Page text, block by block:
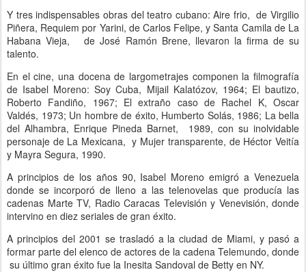
Y tres indispensables obras del teatro cubano: Aire frio, de Virgilio
Piñera, Requiem por Yarini, de Carlos Felipe, y Santa Camila de La
Habana Vieja, de José Ramón Brene, llevaron la firma de su
talento.
En el cine, una docena de largometrajes componen la filmografía
de Isabel Moreno: Soy Cuba, Mijail Kalatózov, 1964; El bautizo,
Roberto Fandiño, 1967; El extraño caso de Rachel K, Oscar
Valdés, 1973; Un hombre de éxito, Humberto Solás, 1986; La bella
del Alhambra, Enrique Pineda Barnet, 1989, con su inolvidable
personaje de La Mexicana, y Mujer transparente, de Héctor Veitía
y Mayra Segura, 1990.
A principios de los años 90, Isabel Moreno emigró a Venezuela
donde se incorporó de lleno a las telenovelas que producía las
cadenas Marte TV, Radio Caracas Televisión y Venevisión, donde
intervino en diez seriales de gran éxito.
A principios del 2001 se trasladó a la ciudad de Miami, y pasó a
formar parte del elenco de actores de la cadena Telemundo, donde
su último gran éxito fue la Inesita Sandoval de Betty en NY.